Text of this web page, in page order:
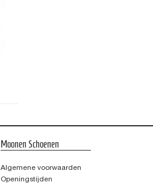
Moonen Schoenen
Algemene voorwaarden
Openingstijden